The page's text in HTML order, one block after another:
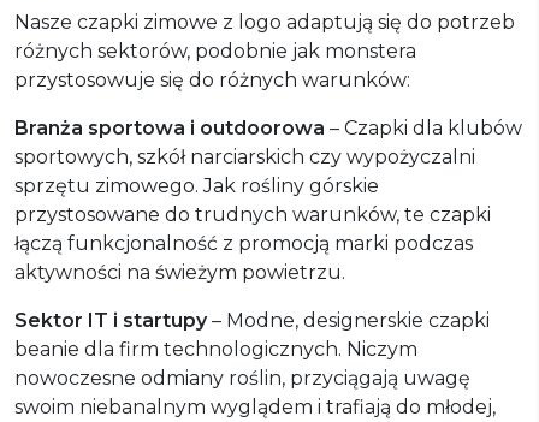
Nasze czapki zimowe z logo adaptują się do potrzeb
różnych sektorów, podobnie jak monstera
przystosowuje się do różnych warunków:
Branża sportowa i outdoorowa – Czapki dla klubów
sportowych, szkół narciarskich czy wypożyczalni
sprzętu zimowego. Jak rośliny górskie
przystosowane do trudnych warunków, te czapki
łączą funkcjonalność z promocją marki podczas
aktywności na świeżym powietrzu.
Sektor IT i startupy– Modne, designerskie czapki
beanie dla firm technologicznych. Niczym
nowoczesne odmiany roślin, przyciągają uwagę
swoim niebanalnym wyglądem i trafiają do młodej,